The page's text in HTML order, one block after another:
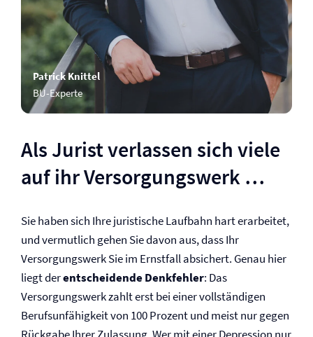
Patrick Knittel
BU-Experte
Als Jurist verlassen sich viele
auf ihr Versorgungswerk …
Sie haben sich Ihre juristische Laufbahn hart erarbeitet,
und vermutlich gehen Sie davon aus, dass Ihr
Versorgungswerk Sie im Ernstfall absichert. Genau hier
liegt derentscheidende Denkfehler: Das
Versorgungswerk zahlt erst bei einer vollständigen
Berufs­unfähigkeit von 100 Prozent und meist nur gegen